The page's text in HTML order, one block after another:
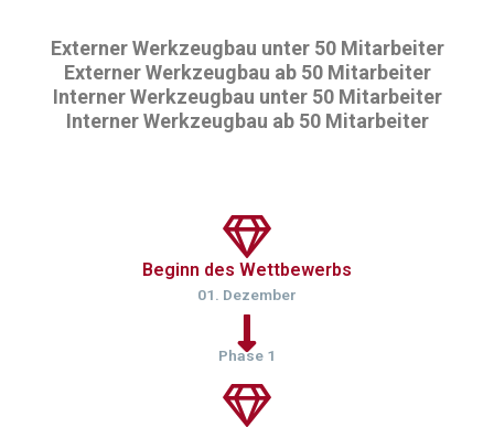
Externer Werkzeugbau unter 50 Mitarbeiter
Externer Werkzeugbau ab 50 Mitarbeiter
Interner Werkzeugbau unter 50 Mitarbeiter
Interner Werkzeugbau ab 50 Mitarbeiter
Beginn des Wettbewerbs
01. Dezember
Phase 1